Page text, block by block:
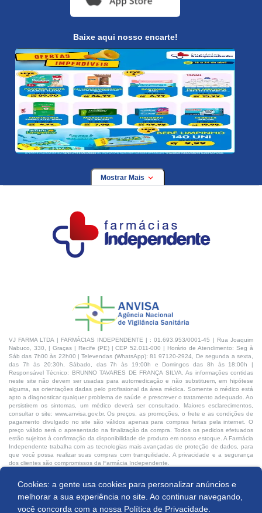
Produto indisponível
Cookies: a gente usa cookies para personalizar anúncios e
melhorar a sua experiência no site. Ao continuar navegando,
você concorda com a nossa Política de Privacidade.
Baixe aqui nosso encarte!
Mostrar Mais
VJ FARMA LTDA | FARMÁCIAS INDEPENDENTE | : 01.693.953/0001-45 | Rua Joaquim
Nabuco, 330, | Graças | Recife (PE) | CEP 52.011-000 | Horário de Atendimento: Seg à
Sáb das 7h00 às 22h00 | Televendas (WhatsApp): 81 97120-2924, De segunda a sexta,
das 7h às 20:30h, Sábado, das 7h às 19:00h e Domingos das 8h às 18:00h |
Responsável Técnico: BRUNNO TAVARES DE FRANÇA SILVA. As informações contidas
neste site não devem ser usadas para automedicação e não substituem, em hipótese
alguma, as orientações dadas pelo profissional da área médica. Somente o médico está
apto a diagnosticar qualquer problema de saúde e prescrever o tratamento adequado. Ao
persistirem os sintomas, um médico deverá ser consultado. Maiores esclarecimentos,
consultar o site: www.anvisa.gov.br. Os preços, as promoções, o frete e as condições de
pagamento divulgado no site são válidos apenas para compras feitas pela internet. O
preço válido será o apresentado na finalização da compra. Todos os pedidos efetuados
estão sujeitos à confirmação da disponibilidade de produto em nosso estoque. A Farmácia
Independente trabalha com as tecnologias mais avançadas de proteção de dados, para
que você possa realizar suas compras com tranquilidade. A privacidade e a segurança
dos clientes são compromissos da Farmácia Independente.
Desenvolvido por: